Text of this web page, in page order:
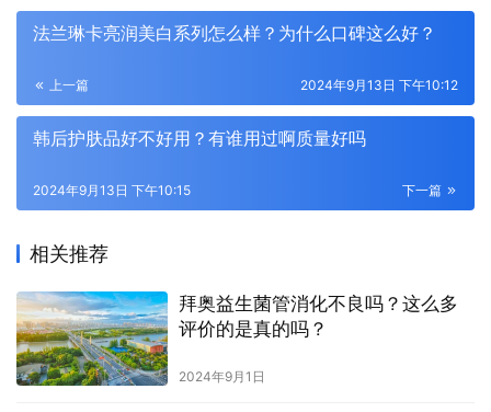
法兰琳卡亮润美白系列怎么样？为什么口碑这么好？
上一篇 2024年9月13日 下午10:12
韩后护肤品好不好用？有谁用过啊质量好吗
下一篇
2024年9月13日 下午10:15
相关推荐
拜奥益生菌管消化不良吗？这么多
评价的是真的吗？
2024年9月1日